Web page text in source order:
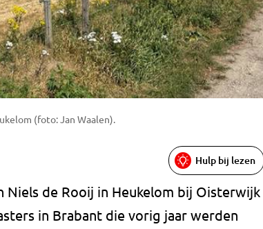
(foto: Jan Waalen).
Hulp bij lezen
Niels de Rooij in Heukelom bij Oisterwijk
in Brabant die vorig jaar werden